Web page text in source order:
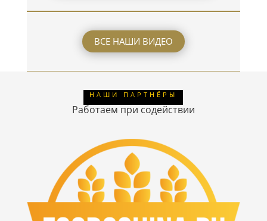
ВСЕ НАШИ ВИДЕО
НАШИ ПАРТНЁРЫ
Работаем при содействии